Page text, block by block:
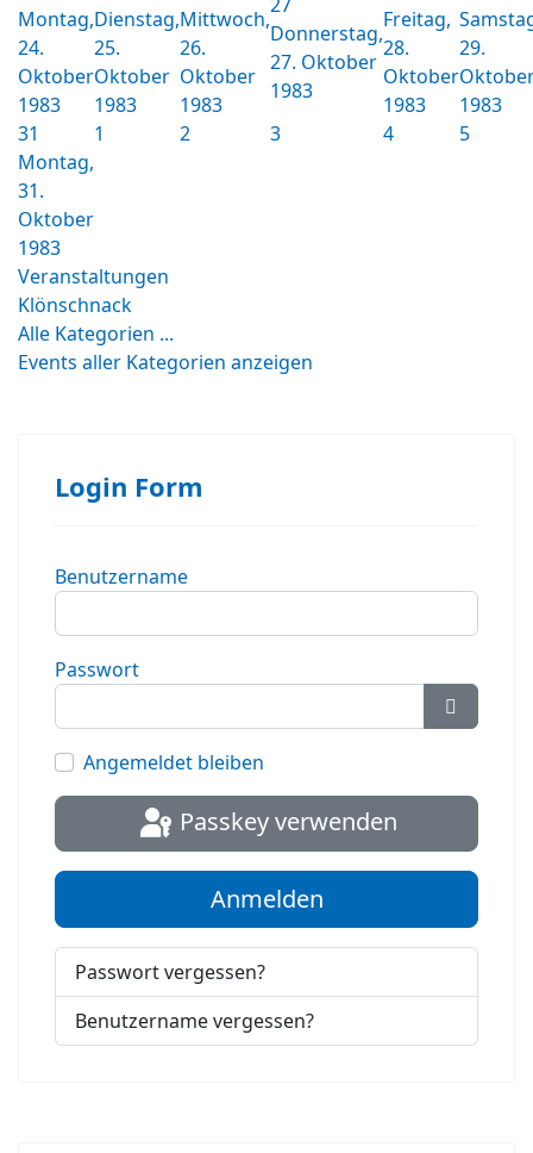
Montag,
24.
Oktober
1983
Dienstag,
25.
Oktober
1983
Mittwoch,
26.
Oktober
1983
Donnerstag,
27. Oktober
1983
Freitag,
28.
Oktober
1983
29.
1983
31
Montag,
31.
Oktober
1983
1 2 3 4 5
Veranstaltungen
Klönschnack
Alle Kategorien ...
Events aller Kategorien anzeigen
Login Form
Benutzername
Passwort
Angemeldet bleiben
Passkey verwenden
Anmelden
Passwort vergessen?
Benutzername vergessen?